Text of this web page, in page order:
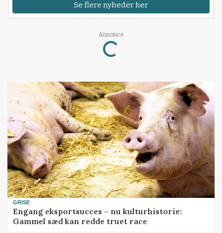
Se flere nyheder her
Annonce
Loading...
GRISE
Engang eksportsucces – nu kulturhistorie:
Gammel sæd kan redde truet race